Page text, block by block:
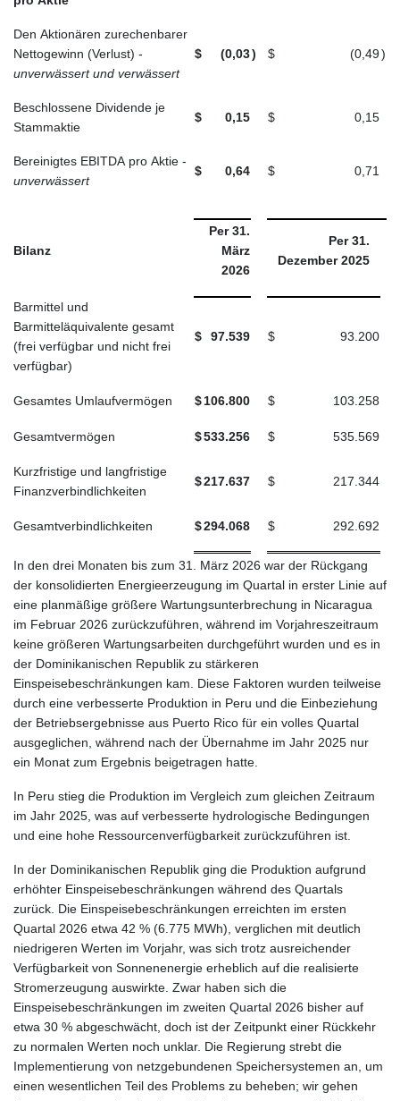
Den Aktionären zurechenbarer
Nettogewinn (Verlust) -
unverwässert und verwässert
$ (0,03) $ (0,49)
Beschlossene Dividende je
Stammaktie
$ 0,15 $ 0,15
Bereinigtes EBITDA pro Aktie -
unverwässert
$ 0,64 $ 0,71
Bilanz
Per 31.
März
2026
Per 31.
Dezember 2025
Barmittel und
Barmitteläquivalente gesamt
(frei verfügbar und nicht frei
verfügbar)
$ 97.539 $ 93.200
Gesamtes Umlaufvermögen $106.800 $ 103.258
Gesamtvermögen $533.256 $ 535.569
Kurzfristige und langfristige
Finanzverbindlichkeiten
$217.637 $ 217.344
Gesamtverbindlichkeiten $294.068 $ 292.692
In den drei Monaten bis zum 31. März 2026 war der Rückgang
der konsolidierten Energieerzeugung im Quartal in erster Linie auf
eine planmäßige größere Wartungsunterbrechung in Nicaragua
im Februar 2026 zurückzuführen, während im Vorjahreszeitraum
keine größeren Wartungsarbeiten durchgeführt wurden und es in
der Dominikanischen Republik zu stärkeren
Einspeisebeschränkungen kam. Diese Faktoren wurden teilweise
durch eine verbesserte Produktion in Peru und die Einbeziehung
der Betriebsergebnisse aus Puerto Rico für ein volles Quartal
ausgeglichen, während nach der Übernahme im Jahr 2025 nur
ein Monat zum Ergebnis beigetragen hatte.
In Peru stieg die Produktion im Vergleich zum gleichen Zeitraum
im Jahr 2025, was auf verbesserte hydrologische Bedingungen
und eine hohe Ressourcenverfügbarkeit zurückzuführen ist.
In der Dominikanischen Republik ging die Produktion aufgrund
erhöhter Einspeisebeschränkungen während des Quartals
zurück. Die Einspeisebeschränkungen erreichten im ersten
Quartal 2026 etwa 42 % (6.775 MWh), verglichen mit deutlich
niedrigeren Werten im Vorjahr, was sich trotz ausreichender
Verfügbarkeit von Sonnenenergie erheblich auf die realisierte
Stromerzeugung auswirkte. Zwar haben sich die
Einspeisebeschränkungen im zweiten Quartal 2026 bisher auf
etwa 30 % abgeschwächt, doch ist der Zeitpunkt einer Rückkehr
zu normalen Werten noch unklar. Die Regierung strebt die
Implementierung von netzgebundenen Speichersystemen an, um
einen wesentlichen Teil des Problems zu beheben; wir gehen